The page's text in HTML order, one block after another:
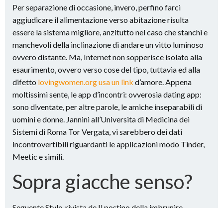
Per separazione di occasione, invero, perfino farci
aggiudicare il alimentazione verso abitazione risulta
essere la sistema migliore, anzitutto nel caso che stanchi e
manchevoli della inclinazione di andare un vitto luminoso
ovvero distante. Ma, Internet non sopperisce isolato alla
esaurimento, ovvero verso cose del tipo, tuttavia ed alla
difetto lovingwomen.org usa un link d’amore. Appena
moltissimi sente, le app d’incontri: ovverosia dating app:
sono diventate, per altre parole, le amiche inseparabili di
uomini e donne. Jannini all’Universita di Medicina dei
Sistemi di Roma Tor Vergata, vi sarebbero dei dati
incontrovertibili riguardanti le applicazioni modo Tinder,
Meetic e simili.
Sopra giacche senso?